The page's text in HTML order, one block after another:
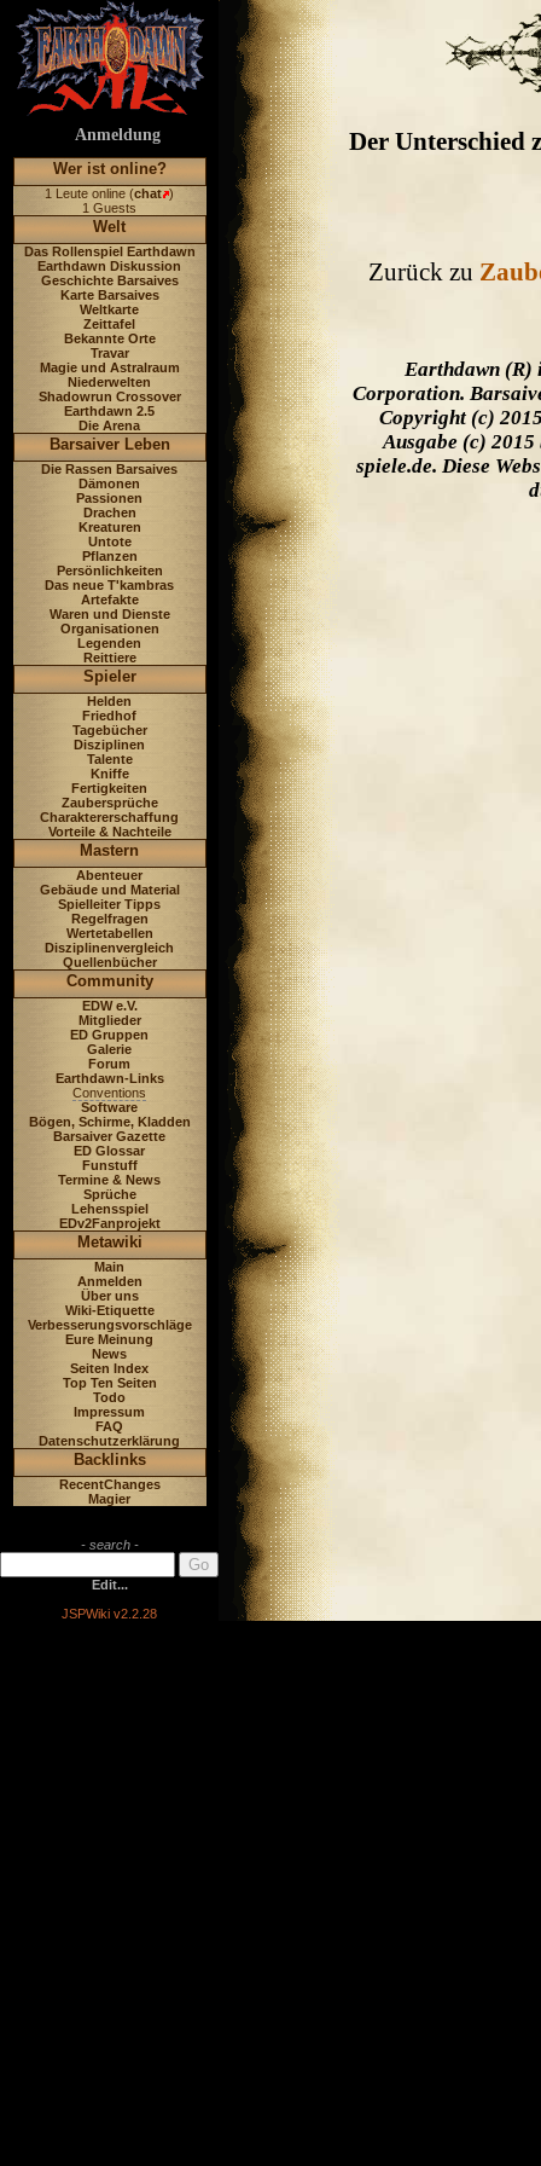
Anmeldung
Wer ist online?
1 Leute online (chat )
1 Guests
Welt
Das Rollenspiel Earthdawn
Earthdawn Diskussion
Geschichte Barsaives
Karte Barsaives
Weltkarte
Zeittafel
Bekannte Orte
Travar
Magie und Astralraum
Niederwelten
Shadowrun Crossover
Earthdawn 2.5
Die Arena
Barsaiver Leben
Die Rassen Barsaives
Dämonen
Passionen
Drachen
Kreaturen
Untote
Pflanzen
Persönlichkeiten
Das neue T'kambras
Artefakte
Waren und Dienste
Organisationen
Legenden
Reittiere
Spieler
Helden
Friedhof
Tagebücher
Disziplinen
Talente
Kniffe
Fertigkeiten
Zaubersprüche
Charaktererschaffung
Vorteile & Nachteile
Mastern
Abenteuer
Gebäude und Material
Spielleiter Tipps
Regelfragen
Wertetabellen
Disziplinenvergleich
Quellenbücher
Community
EDW e.V.
Mitglieder
ED Gruppen
Galerie
Forum
Earthdawn-Links
Conventions
Software
Bögen, Schirme, Kladden
Barsaiver Gazette
ED Glossar
Funstuff
Termine & News
Sprüche
Lehensspiel
EDv2Fanprojekt
Metawiki
Main
Anmelden
Über uns
Wiki-Etiquette
Verbesserungsvorschläge
Eure Meinung
News
Seiten Index
Top Ten Seiten
Todo
Impressum
FAQ
Datenschutzerklärung
Backlinks
RecentChanges
Magier
- search -
Edit...
JSPWiki v2.2.28
Der Unterschied
Zurück zu
Earthdawn (R)
Corporation.
Copyright (c)
Ausgabe (c) 2015
spiele.de. Diese